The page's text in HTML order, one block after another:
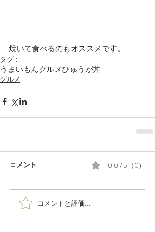
焼いて食べるのもオススメです。
タグ：
うまいもんグルメ ひゅうが丼
グルメ
コメント 0.0 / 5（0）
コメントと評価...